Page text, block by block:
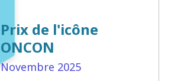
Prix de l'icône
ONCON
Novembre 2025